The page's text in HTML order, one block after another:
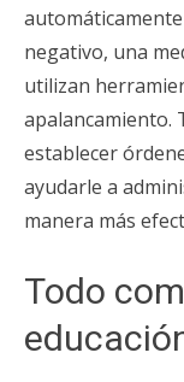
negativo, una
utilizan
apalancamiento.
establecer
ayudarle a
manera más
Todo